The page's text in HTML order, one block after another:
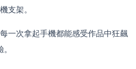
支架。
一次拿起手機都能感受作品中狂飆